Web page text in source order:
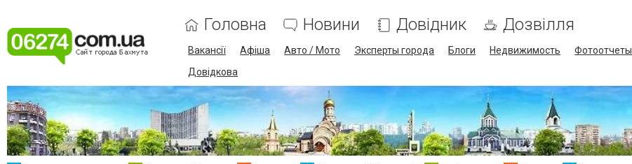
Головна Новини Довідник Дозвілля
Вакансії Афіша Авто / Мото Эксперты города Блоги Недвижимость Фотоотчеты
Довідкова